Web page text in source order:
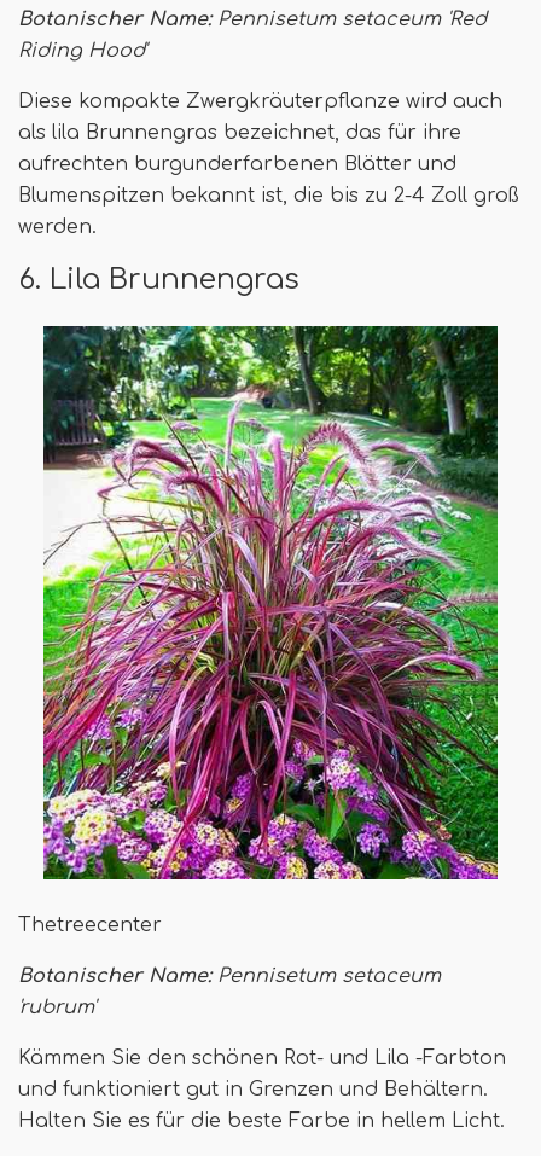
Botanischer Name: Pennisetum setaceum 'Red
Riding Hood'
Diese kompakte Zwergkräuterpflanze wird auch
als lila Brunnengras bezeichnet, das für ihre
aufrechten burgunderfarbenen Blätter und
Blumenspitzen bekannt ist, die bis zu 2-4 Zoll groß
werden.
6. Lila Brunnengras
Thetreecenter
Botanischer Name: Pennisetum setaceum
'rubrum'
Kämmen Sie den schönen Rot- und Lila -Farbton
und funktioniert gut in Grenzen und Behältern.
Halten Sie es für die beste Farbe in hellem Licht.